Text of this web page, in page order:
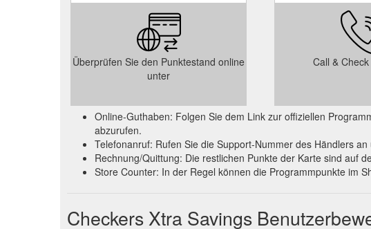
Überprüfen Sie den Punktestand online
unter
Call &
Online-Guthaben: Folgen Sie dem Link zur offiziellen
abzurufen.
Telefonanruf: Rufen Sie die Support-Nummer des Händlers
Rechnung/Quittung: Die restlichen Punkte der Karte sind auf
Store Counter: In der Regel können die Programmpunkte im
Checkers Xtra Savings